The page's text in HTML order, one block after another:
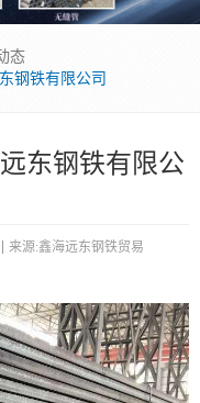
态
钢铁有限公司
东钢铁有限公
来源:鑫海远东钢铁贸易